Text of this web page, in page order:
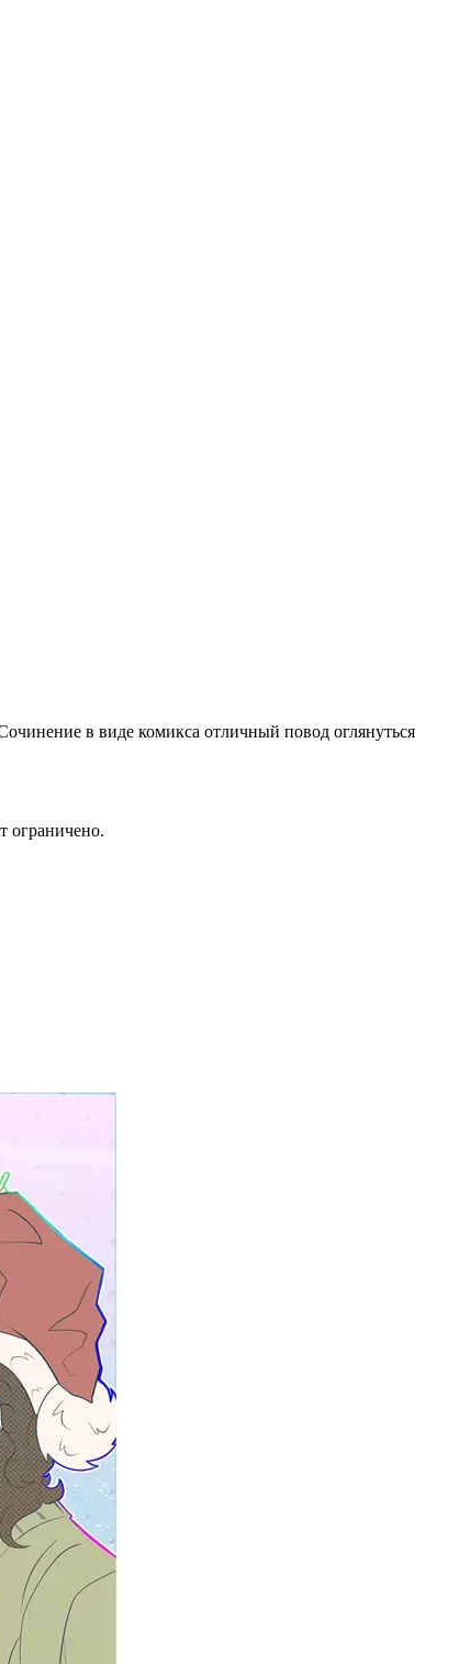
в виде комикса отличный повод оглянуться
ограничено.